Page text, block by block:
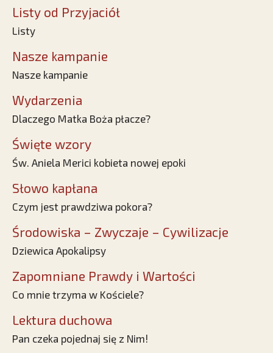
Listy od Przyjaciół
Listy
Nasze kampanie
Nasze kampanie
Wydarzenia
Dlaczego Matka Boża płacze?
Święte wzory
Św. Aniela Merici kobieta nowej epoki
Słowo kapłana
Czym jest prawdziwa pokora?
Środowiska – Zwyczaje – Cywilizacje
Dziewica Apokalipsy
Zapomniane Prawdy i Wartości
Co mnie trzyma w Kościele?
Lektura duchowa
Pan czeka pojednaj się z Nim!